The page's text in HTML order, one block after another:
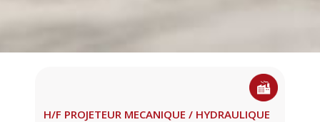
H/F PROJETEUR MECANIQUE / HYDRAULIQUE